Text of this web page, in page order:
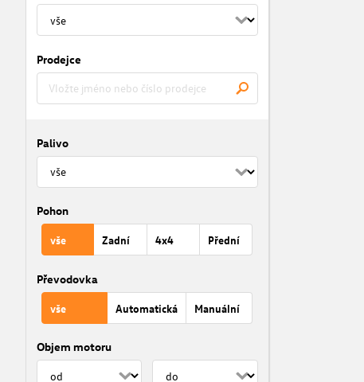
Prodejce
Palivo
Pohon
vše Zadní 4x4 Přední
Převodovka
vše Automatická Manuální
Objem motoru